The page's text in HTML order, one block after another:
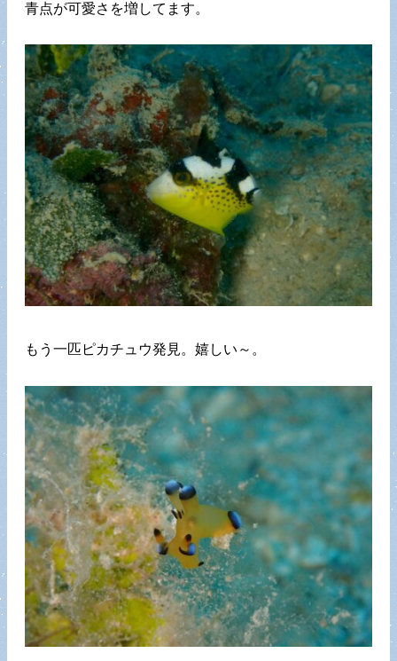
青点が可愛さを増してます。
もう一匹ピカチュウ発見。嬉しい～。